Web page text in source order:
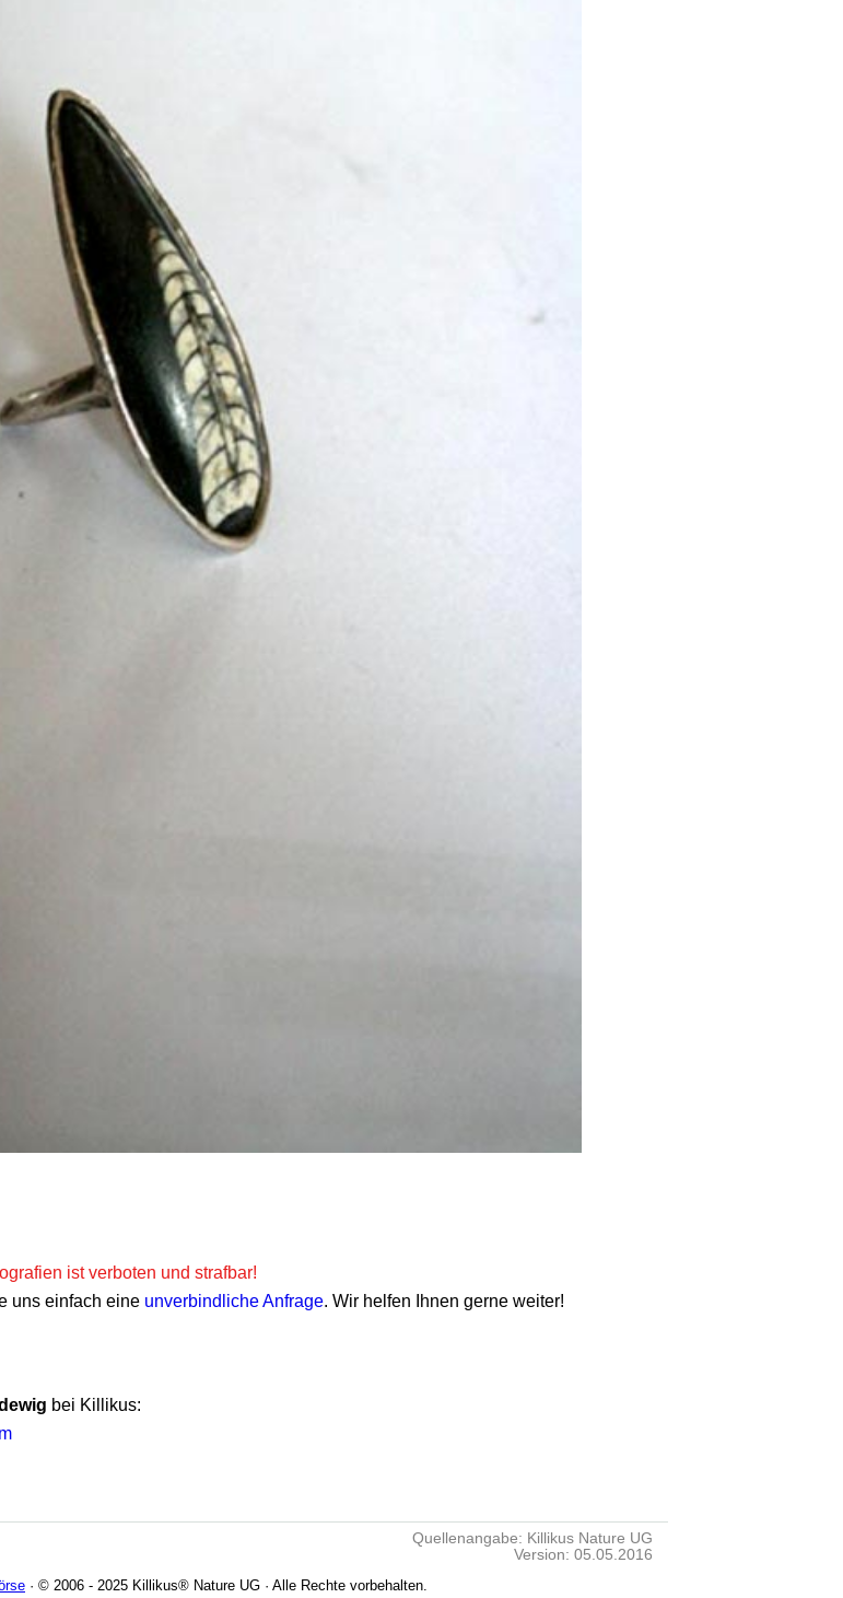
ist verboten und strafbar!
uns einfach eine unverbindliche Anfrage. Wir helfen Ihnen gerne weiter!
bei Killikus:
Quellenangabe: Killikus Nature UG
Version: 05.05.2016
· © 2006 - 2025 Killikus® Nature UG · Alle Rechte vorbehalten.